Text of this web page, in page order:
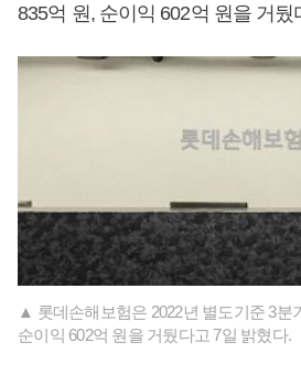
835억 원, 순이익 602억 원을 거뒀
▲ 롯데손해보험은 2022년 별도기준 3분
순이익 602억 원을 거뒀다고 7일 밝혔다.